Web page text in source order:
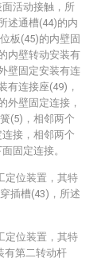
活动接触，所
述通槽(44)的内
板(45)的内壁固
内壁转动安装有
壁固定安装有连
有连接座(49)，
外壁固定连接，
(5)，相邻两个
接，相邻两个
固定连接。
定位装置，其特
插槽(43)，所述
定位装置，其特
有第二转动杆